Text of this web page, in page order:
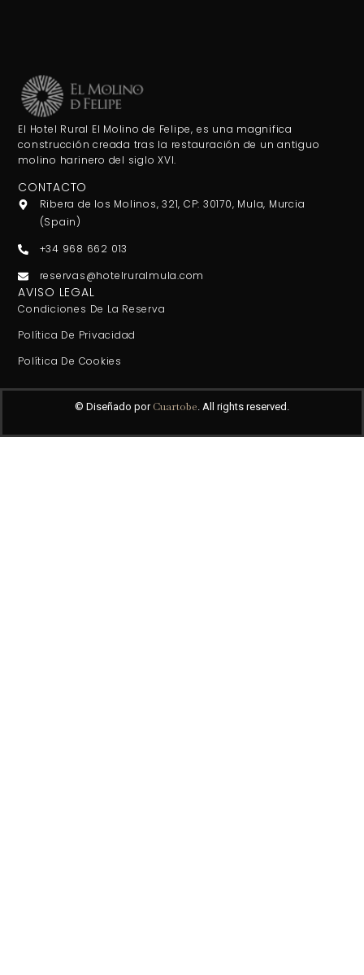
El Hotel Rural El Molino de Felipe, es una magnifica
construcción creada tras la restauración de un antiguo
molino harinero del siglo XVI.
CONTACTO
Ribera de los Molinos, 321, CP: 30170, Mula, Murcia
(Spain)
+34 968 662 013
reservas@hotelruralmula.com
AVISO LEGAL
Condiciones De La Reserva
Política De Privacidad
Política De Cookies
© Diseñado por Cuartobe. All rights reserved.